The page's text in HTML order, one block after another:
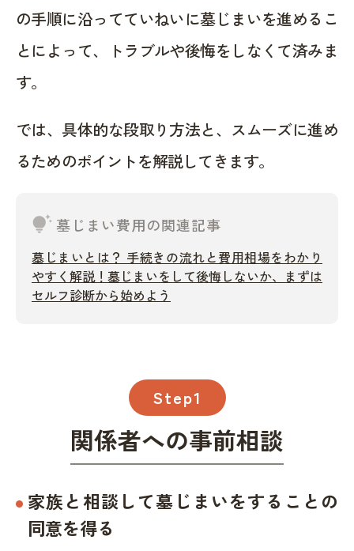
の手順に沿ってていねいに墓じまいを進めるこ
とによって、トラブルや後悔をしなくて済みま
す。
では、具体的な段取り方法と、スムーズに進め
るためのポイントを解説してきます。
tips_and_updates墓じまい費用の関連記事
墓じまいとは？ 手続きの流れと費用相場をわかり
やすく解説！墓じまいをして後悔しないか、まずは
セルフ診断から始めよう
Step1
関係者への事前相談
家族と相談して墓じまいをすることの
同意を得る